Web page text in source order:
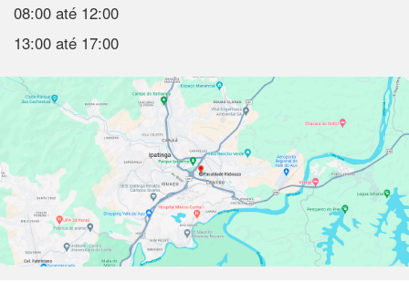
08:00 até 12:00
13:00 até 17:00